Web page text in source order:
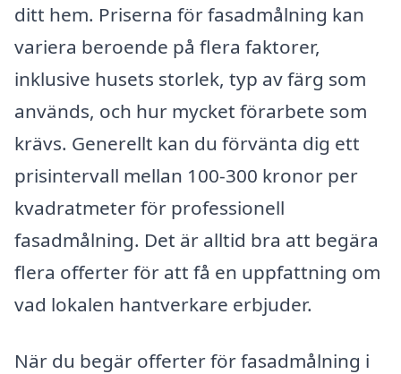
ditt hem. Priserna för fasadmålning kan
variera beroende på flera faktorer,
inklusive husets storlek, typ av färg som
används, och hur mycket förarbete som
krävs. Generellt kan du förvänta dig ett
prisintervall mellan 100-300 kronor per
kvadratmeter för professionell
fasadmålning. Det är alltid bra att begära
flera offerter för att få en uppfattning om
vad lokalen hantverkare erbjuder.
När du begär offerter för fasadmålning i